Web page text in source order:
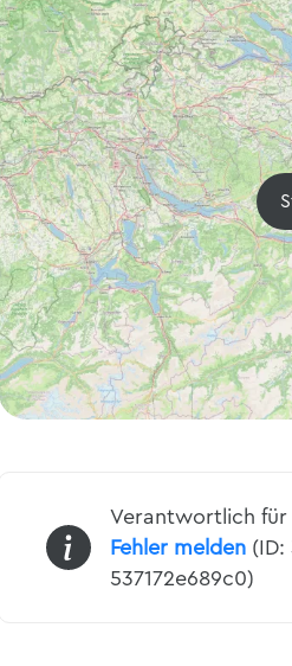
Verantwortlich für
Fehler melden(ID:
537172e689c0)